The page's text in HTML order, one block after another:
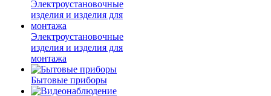
Электроустановочные
изделия и изделия для
монтажа
Бытовые приборы